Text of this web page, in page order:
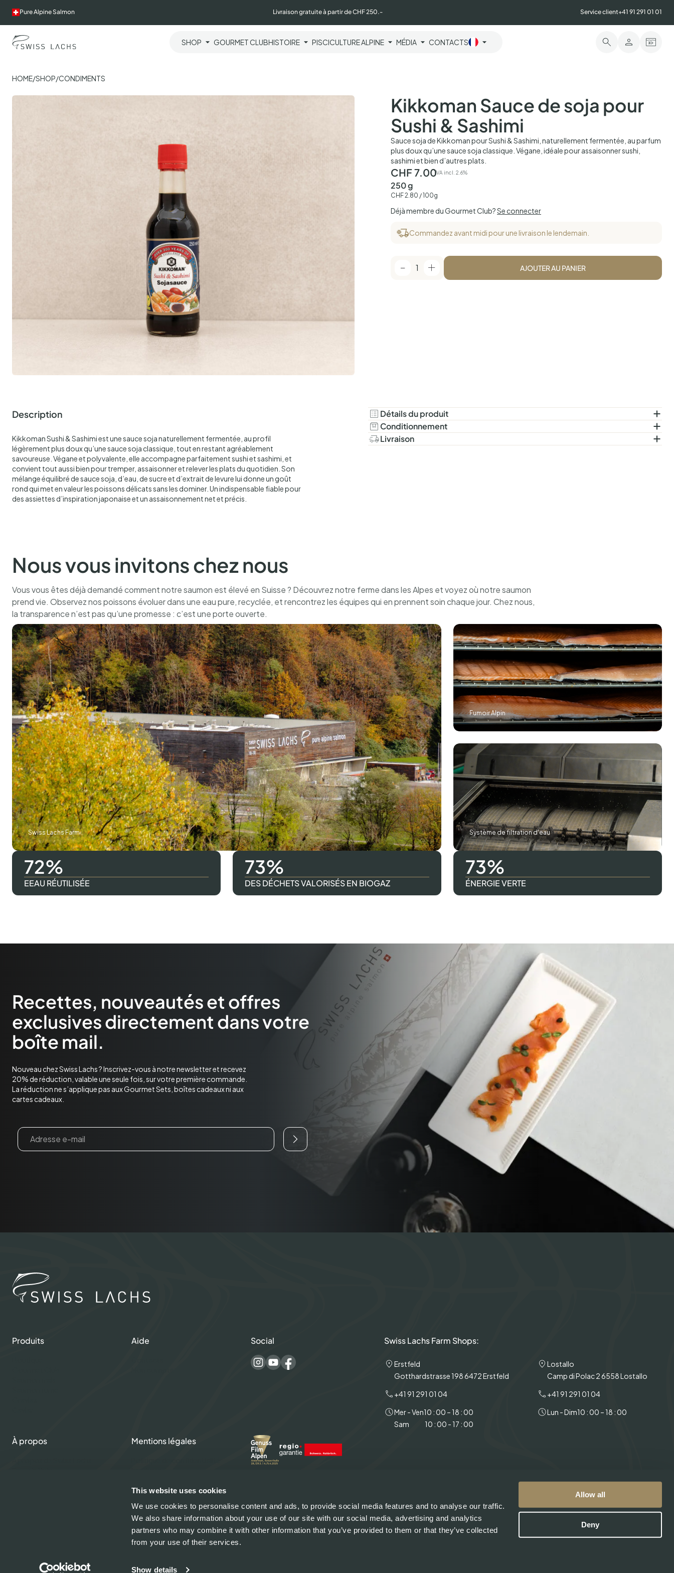
This website uses cookies
We use cookies to personalise content and ads, to provide social media features and to analyse our traffic.
We also share information about your use of our site with our social media, advertising and analytics
partners who may combine it with other information that you’ve provided to them or that they’ve collected
from your use of their services.
Show details
Allow all
Deny
Pure Alpine Salmon Livraison gratuite à partir de CHF 250.- Service client+41 91 291 01 01
SHOP GOURMET CLUBHISTOIRE PISCICULTURE ALPINE MÉDIA CONTACTS
HOME/SHOP/CONDIMENTS
Kikkoman Sauce de soja pour
Sushi & Sashimi
Sauce soja de Kikkoman pour Sushi & Sashimi, naturellement fermentée, au parfum
plus doux qu’une sauce soja classique. Végane, idéale pour assaisonner sushi,
sashimi et bien d’autres plats.
CHF7.00TVA incl. 2.6%
250 g
CHF2.80 / 100g
Déjà membre du Gourmet Club?Se connecter
Commandez avant midi pour une livraison le lendemain.
1 AJOUTER AU PANIER
Description
Kikkoman Sushi & Sashimi est une sauce soja naturellement fermentée, au profil
légèrement plus doux qu’une sauce soja classique, tout en restant agréablement
savoureuse. Végane et polyvalente, elle accompagne parfaitement sushi et sashimi, et
convient tout aussi bien pour tremper, assaisonner et relever les plats du quotidien. Son
mélange équilibré de sauce soja, d’eau, de sucre et d’extrait de levure lui donne un goût
rond qui met en valeur les poissons délicats sans les dominer. Un indispensable fiable pour
des assiettes d’inspiration japonaise et un assaisonnement net et précis.
Détails du produit
Ingrédients :
Sauce soja 76 % (eau, soja, blé, sel de cuisine), eau, sucre, extrait de levure,
sel de cuisine. Pasteurisé
Conditionnement
Flacon en verre.
Livraison
Nous vous invitons chez nous
Vous vous êtes déjà demandé comment notre saumon est élevé en Suisse ? Découvrez notre ferme dans les Alpes et voyez où notre saumon
prend vie. Observez nos poissons évoluer dans une eau pure, recyclée, et rencontrez les équipes qui en prennent soin chaque jour. Chez nous,
la transparence n’est pas qu’une promesse : c’est une porte ouverte.
Swiss Lachs Farm
Fumoir Alpin
Système de filtration d'eau
98
EEAU RÉUTILISÉE
100
DES DÉCHETS VALORISÉS EN BIOGAZ
100
ÉNERGIE VERTE
Recettes, nouveautés et offres
exclusives directement dans votre
boîte mail.
Nouveau chez Swiss Lachs ? Inscrivez-vous à notre newsletter et recevez
20% de réduction, valable une seule fois, sur votre première commande.
La réduction ne s’applique pas aux Gourmet Sets, boîtes cadeaux ni aux
cartes cadeaux.
Email
Produits Aide
À propos Mentions légales
Expédition et livraison
Social Swiss Lachs Farm Shops:
Erstfeld
Gotthardstrasse 198 6472 Erstfeld
+41 91 291 01 04
Mer - Ven10 : 00 – 18 : 00
Sam
10 : 00 - 17 : 00
Lostallo
Camp di Polac 2 6558 Lostallo
+41 91 291 01 04
Lun - Dim10 : 00 – 18 : 00